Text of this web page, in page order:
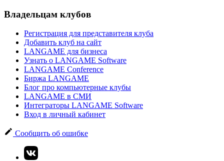
Владельцам клубов
Регистрация для представителя клуба
Добавить клуб на сайт
LANGAME для бизнеса
Узнать о LANGAME Software
LANGAME Conference
Биржа LANGAME
Блог про компьютерные клубы
LANGAME в СМИ
Интеграторы LANGAME Software
Вход в личный кабинет
Сообщить об ошибке